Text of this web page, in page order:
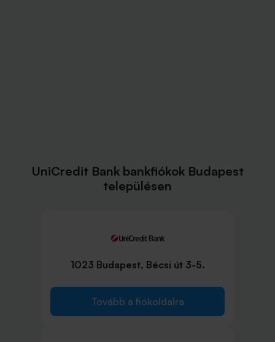
UniCredit Bank bankfiókok Budapest
településen
1023 Budapest, Bécsi út 3-5.
Tovább a fiókoldalra